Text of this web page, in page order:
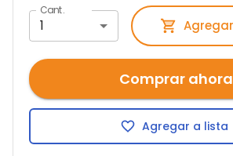
Cant.
1
Comprar ahora
Agregar a lista